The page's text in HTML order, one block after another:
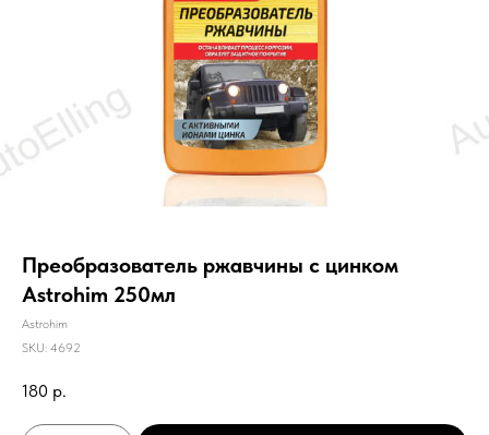
Преобразователь ржавчины с цинком
Astrohim 250мл
Astrohim
SKU: 4692
180 р.